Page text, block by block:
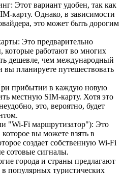
Этот вариант удобен, так как
карту. Однако, в зависимости
это может быть дорогим
Это предварительно
которые работают во многих
дешевле, чем международный
вы планируете путешествовать
прибытии в каждую новую
местную SIM-карту. Хотя это
это, вероятно, будет
"Wi-Fi маршрутизатор"): Это
вы можете взять в
создает собственную Wi-Fi
сотовые сигналы.
города и страны предлагают
популярных туристических